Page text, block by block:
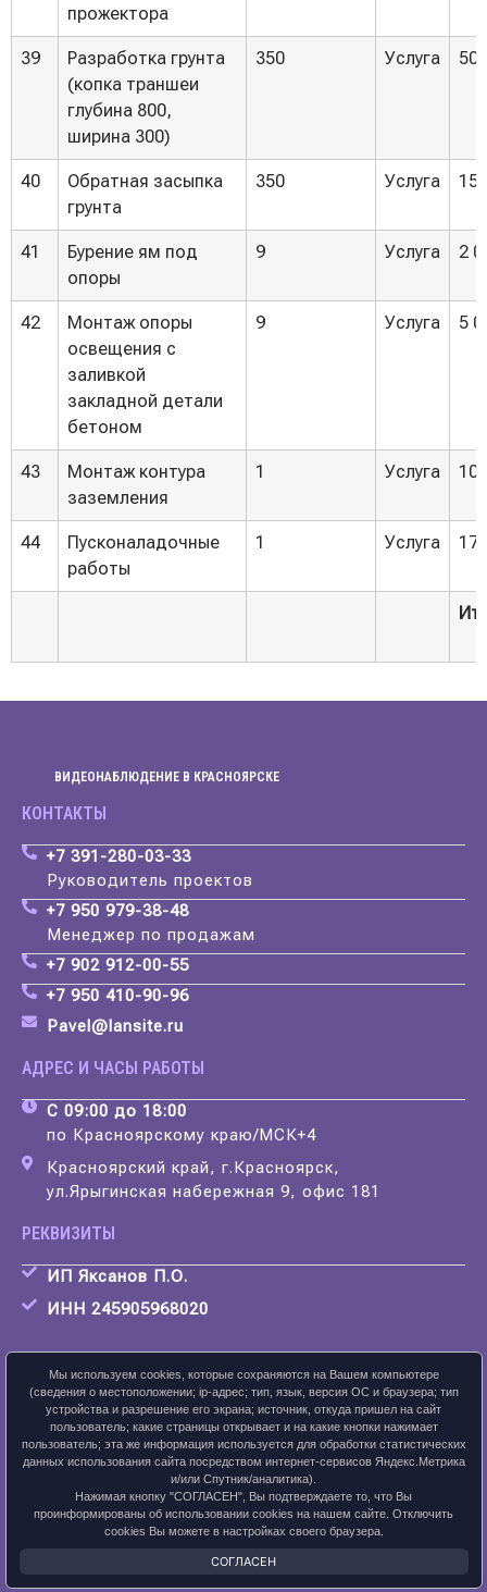
прожектора
39
Разработка грунта
(копка траншеи
глубина 800,
ширина 300)
350 Услуга
40
Обратная засыпка
грунта
350 Услуга
41
Бурение ям под
опоры
9 Услуга 2
42
Монтаж опоры
освещения с
заливкой
закладной детали
бетоном
9 Услуга 5
43
Монтаж контура
заземления
1 Услуга 10
44
Пусконаладочные
работы
1 Услуга
ВИДЕОНАБЛЮДЕНИЕ В КРАСНОЯРСКЕ
КОНТАКТЫ
+7 391-280-03-33
Руководитель проектов
+7 950 979-38-48
Менеджер по продажам
+7 902 912-00-55
+7 950 410-90-96
Pavel@lansite.ru
АДРЕС И ЧАСЫ РАБОТЫ
С 09:00 до 18:00
по Красноярскому краю/МСК+4
Красноярский край, г.Красноярск,
ул.Ярыгинская набережная 9, офис 181
РЕКВИЗИТЫ
ИП Яксанов П.О.
ИНН 245905968020
Скачать карточку предприятия
ПОЛИТИКА КОНФИДЕНЦИАЛЬНОСТИ
2026 © ЛАНСАЙТ
Мы используем cookies, которые сохраняются на Вашем компьютере
(сведения о местоположении; ip-адрес; тип, язык, версия ОС и браузера; тип
устройства и разрешение его экрана; источник, откуда пришел на сайт
пользователь; какие страницы открывает и на какие кнопки нажимает
пользователь; эта же информация используется для обработки статистических
данных использования сайта посредством интернет-сервисов Яндекс.Метрика
и/или Спутник/аналитика).
Нажимая кнопку "СОГЛАСЕН", Вы подтверждаете то, что Вы
проинформированы об использовании cookies на нашем сайте. Отключить
cookies Вы можете в настройках своего браузера.
СОГЛАСЕН